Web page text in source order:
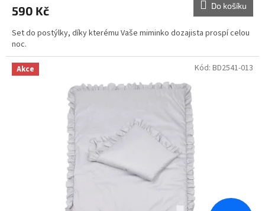
590 Kč Do košíku
Set do postýlky, díky kterému Vaše miminko dozajista prospí celou
noc.
Akce Kód: BD2541-013